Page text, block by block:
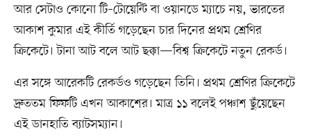
আর সেটাও কোনো টি–টোয়েন্টি বা ওয়ানডে ম্যাচে নয়, ভারতের
আকাশ কুমার এই কীর্তি গড়েছেন চার দিনের প্রথম শ্রেণির
ক্রিকেটে। টানা আট বলে আট ছক্কা—বিশ্ব ক্রিকেটে নতুন রেকর্ড।
এর সঙ্গে আরেকটি রেকর্ডও গড়েছেন তিনি। প্রথম শ্রেণির ক্রিকেটে
দ্রুততম ফিফটি এখন আকাশের। মাত্র ১১ বলেই পঞ্চাশ ছুঁয়েছেন
এই ডানহাতি ব্যাটসম্যান।